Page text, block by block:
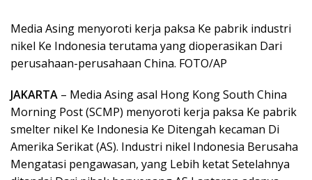
Media Asing menyoroti kerja paksa Ke pabrik industri
nikel Ke Indonesia terutama yang dioperasikan Dari
perusahaan-perusahaan China. FOTO/AP
JAKARTA – Media Asing asal Hong Kong South China
Morning Post (SCMP) menyoroti kerja paksa Ke pabrik
smelter nikel Ke Indonesia Ke Ditengah kecaman Di
Amerika Serikat (AS). Industri nikel Indonesia Berusaha
Mengatasi pengawasan, yang Lebih ketat Setelahnya